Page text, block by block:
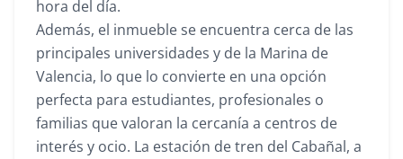
hora del día.
Además, el inmueble se encuentra cerca de las
principales universidades y de la Marina de
Valencia, lo que lo convierte en una opción
perfecta para estudiantes, profesionales o
familias que valoran la cercanía a centros de
interés y ocio. La estación de tren del Cabañal, a